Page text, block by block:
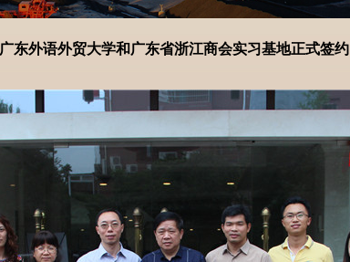
广东外语外贸大学和广东省浙江商会实习基地正式签约